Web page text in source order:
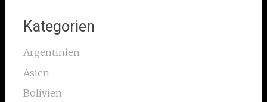
Kategorien
Argentinien
Asien
Bolivien